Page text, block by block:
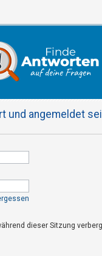
und angemeldet
dieser Sitzung